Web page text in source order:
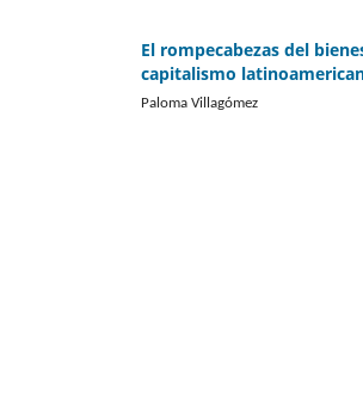
El rompecabezas del
capitalismo
Paloma Villagómez